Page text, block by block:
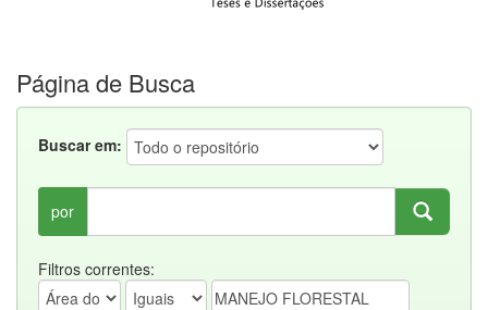
Página de Busca
Buscar em:
por
Filtros correntes: